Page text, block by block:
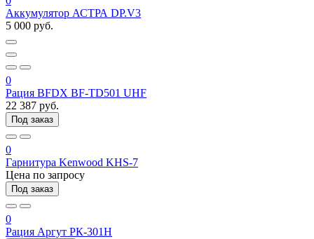
Аккумулятор АСТРА DP.V3
5 000 руб.
0
Рация BFDX BF-TD501 UHF
22 387 руб.
Под заказ
0
Гарнитура Kenwood KHS-7
Цена по запросу
Под заказ
0
Рация Аргут РК-301Н